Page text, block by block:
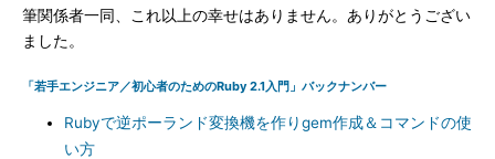
筆関係者一同、これ以上の幸せはありません。ありがとうござい
ました。
「若手エンジニア／初心者のためのRuby 2.1入門」バックナンバー
Rubyで逆ポーランド変換機を作りgem作成＆コマンドの使
い方